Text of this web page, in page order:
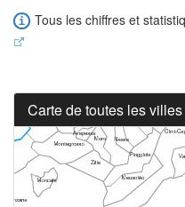
Tous les chiffres et
Carte de toutes les